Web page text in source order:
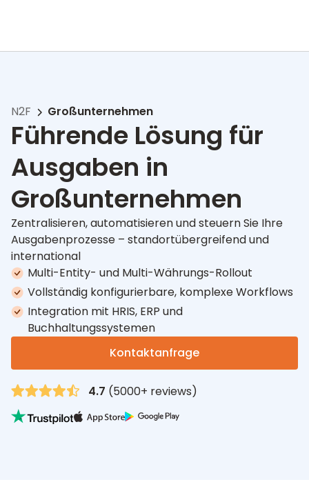
N2F Großunternehmen
Führende Lösung für
Ausgaben in
Großunternehmen
Zentralisieren, automatisieren und steuern Sie Ihre
Ausgabenprozesse – standortübergreifend und
international
Multi-Entity- und Multi-Währungs-Rollout
Vollständig konfigurierbare, komplexe Workflows
Integration mit HRIS, ERP und
Buchhaltungssystemen
Kontaktanfrage
4.7 (5000+ reviews)